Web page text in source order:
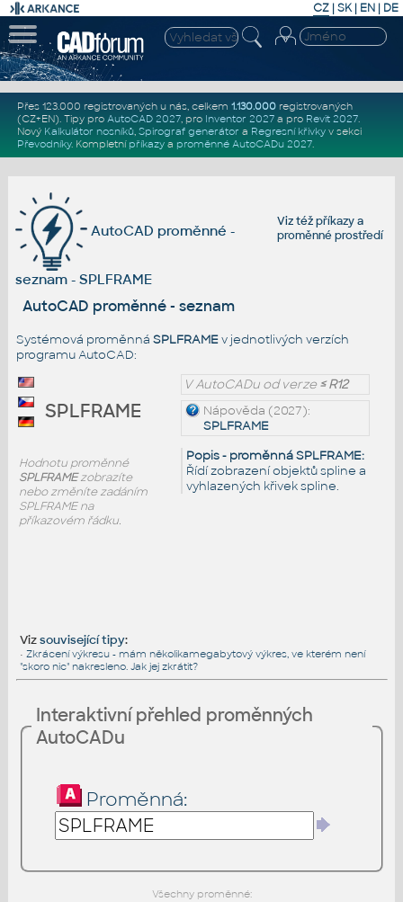
CZ | SK| EN | DE
Přes 123.000 registrovaných u nás, celkem 1.130.000registrovaných
(CZ+EN). Tipy pro AutoCAD 2027, pro Inventor 2027a pro Revit 2027.
Nový Kalkulátor nosníků, Spirograf generátor a Regresní křivkyv sekci
Převodníky. Kompletní příkazya proměnné AutoCADu 2027.
Viz téžpříkazya
proměnné prostředí
AutoCAD proměnné -
seznam - SPLFRAME
AutoCAD proměnné - seznam
Systémová proměnná SPLFRAMEv jednotlivých verzích
programu AutoCAD:
V AutoCADu od verze≤ R12
Nápověda (2027):
SPLFRAME
Popis - proměnná SPLFRAME:
Řídí zobrazení objektů spline a
vyhlazených křivek spline.
SPLFRAME
Hodnotu proměnné
SPLFRAMEzobrazíte
nebo změníte zadáním
SPLFRAME na
příkazovém řádku.
Vizsouvisející tipy:
• Zkrácení výkresu - mám několikamegabytový výkres, ve kterém není
"skoro nic" nakresleno. Jak jej zkrátit?
Interaktivní přehled proměnných
AutoCADu
Proměnná:
Všechny proměnné: